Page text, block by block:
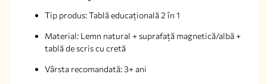
Tip produs: Tablă educațională 2 în 1
Material: Lemn natural + suprafață magnetică/albă +
tablă de scris cu cretă
Vârsta recomandată: 3+ ani